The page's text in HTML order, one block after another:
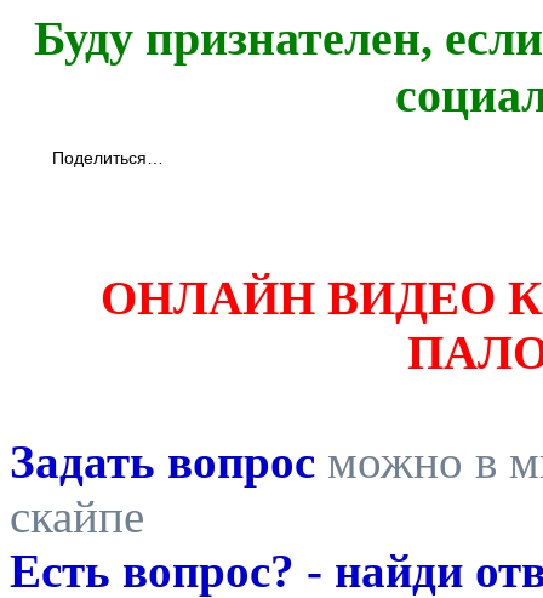
Буду признателен,
Поделиться…
ОНЛАЙН ВИДЕО
Задать вопрос можно в
скайпе
Есть вопрос? - найди